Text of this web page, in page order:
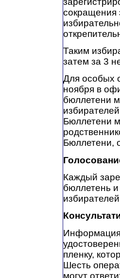
сокращения
Таким
затем за 3
Для особых
ноября в
бюллетени
Бюллетени
Бюллетени,
Каждый
бюллетень
Информация
пленку,
Шесть
могут